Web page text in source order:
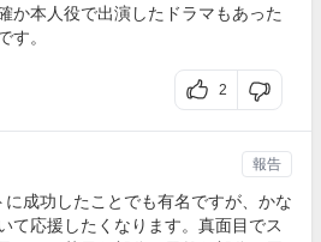
か本人役で出演したドラマもあった
す。
2
成功したことでも有名ですが、かな
て応援したくなります。真面目でス
報告